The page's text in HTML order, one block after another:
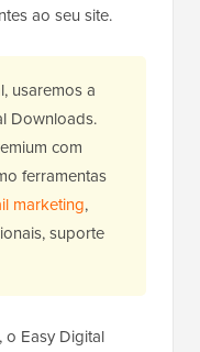
ao seu site.
usaremos a
Downloads.
com
ferramentas
marketing,
suporte
o Easy Digital